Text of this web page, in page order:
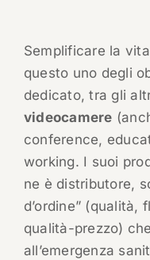
Semplificare la
questo uno degli
dedicato, tra gli
videocamere
conference,
working. I suoi
ne è distributore,
d’ordine” (qualità,
qualità-prezzo)
all’emergenza